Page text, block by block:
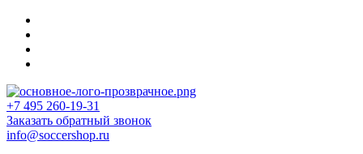
+7 495 260-19-31
Заказать обратный звонок
info@soccershop.ru